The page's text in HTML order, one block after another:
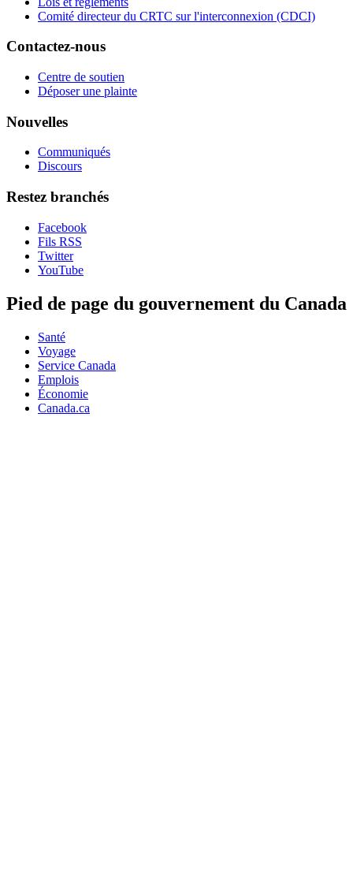
Comité directeur du CRTC sur l'interconnexion (CDCI)
Contactez-nous
Centre de soutien
Déposer une plainte
Nouvelles
Communiqués
Discours
Restez branchés
Facebook
Fils RSS
Twitter
YouTube
Pied de page du gouvernement du Canada
Santé
Voyage
Service Canada
Emplois
Économie
Canada.ca